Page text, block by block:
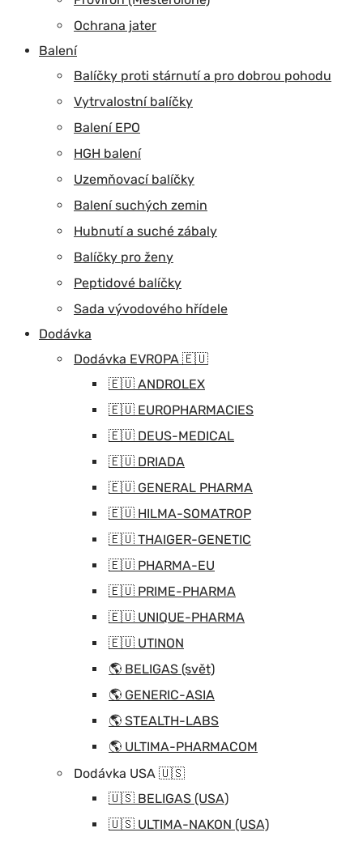
Ochrana jater
Balení
Balíčky proti stárnutí a pro dobrou pohodu
Vytrvalostní balíčky
Balení EPO
HGH balení
Uzemňovací balíčky
Balení suchých zemin
Hubnutí a suché zábaly
Balíčky pro ženy
Peptidové balíčky
Sada vývodového hřídele
Dodávka
Dodávka EVROPA 🇪🇺
🇪🇺 ANDROLEX
🇪🇺 EUROPHARMACIES
🇪🇺 DEUS-MEDICAL
🇪🇺 DRIADA
🇪🇺 GENERAL PHARMA
🇪🇺 HILMA-SOMATROP
🇪🇺 THAIGER-GENETIC
🇪🇺 PHARMA-EU
🇪🇺 PRIME-PHARMA
🇪🇺 UNIQUE-PHARMA
🇪🇺 UTINON
🌎 BELIGAS (svět)
🌎 GENERIC-ASIA
🌎 STEALTH-LABS
🌎 ULTIMA-PHARMACOM
Dodávka USA 🇺🇸
🇺🇸 BELIGAS (USA)
🇺🇸 ULTIMA-NAKON (USA)